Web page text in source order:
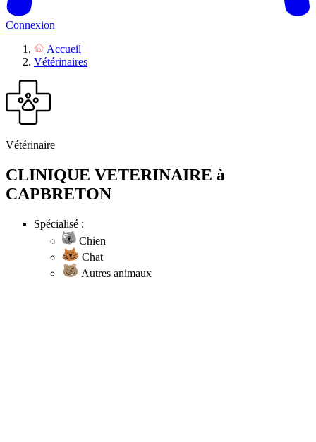
Connexion
Accueil
Vétérinaires
Vétérinaire
CLINIQUE VETERINAIRE à
CAPBRETON
Spécialisé :
Chien
Chat
Autres animaux